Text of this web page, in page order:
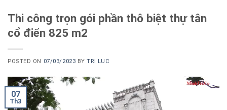
Thi công trọn gói phần thô biệt thự tân
cổ điển 825 m2
POSTED ON 07/03/2023 BYTRI LUC
07
Th3